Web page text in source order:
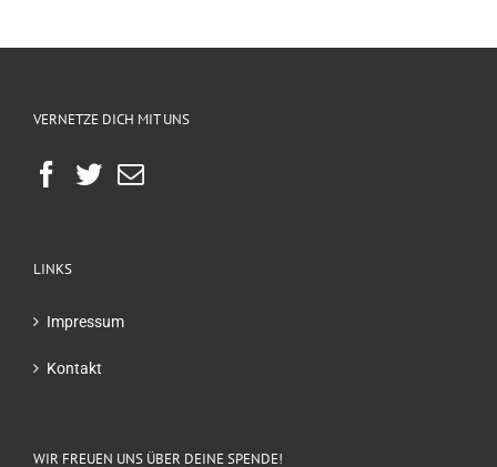
VERNETZE DICH MIT UNS
LINKS
Impressum
Kontakt
WIR FREUEN UNS ÜBER DEINE SPENDE!